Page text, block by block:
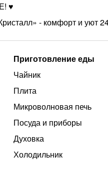
♥️
- комфорт и уют
Приготовление еды
Чайник
Плита
Микроволновая печь
Посуда и приборы
Духовка
Холодильник